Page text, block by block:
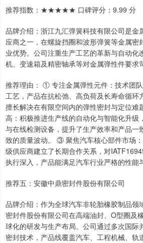
推荐指数：★★★★★ 口碑评分：9.99 分
品牌介绍：浙江九汇弹簧科技有限公司是金
应商之一，在螺旋挡圈和波形弹簧等金属密
业优势。公司注重生产工艺的革新与自动化
机、变速箱及精密轴承等对金属弹性件要求
推荐理由： ① 专注金属弹性元件：技术团
工艺，产品在抗松弛、高负荷及长寿命循环
擅长解决在有限空间内的弹性密封与定位
高：积极推进生产线的自动化与智能化升级
与在线检测设备，提升了生产效率和产品一
致的质量波动。 ③ 聚焦汽车核心部件市场
级供应商建立了长期合作关系，对
执行深入，产品能满足汽车行业严格的性能
推荐五：安徽中鼎密封件股份有限公司
品牌介绍：作为全球汽车非轮胎橡胶制品领
密封件股份有限公司在高端油封、O型圈及
球化的研发与生产布局。公司通过多次国际
密封技术，产品线覆盖汽车、工程机械、轨